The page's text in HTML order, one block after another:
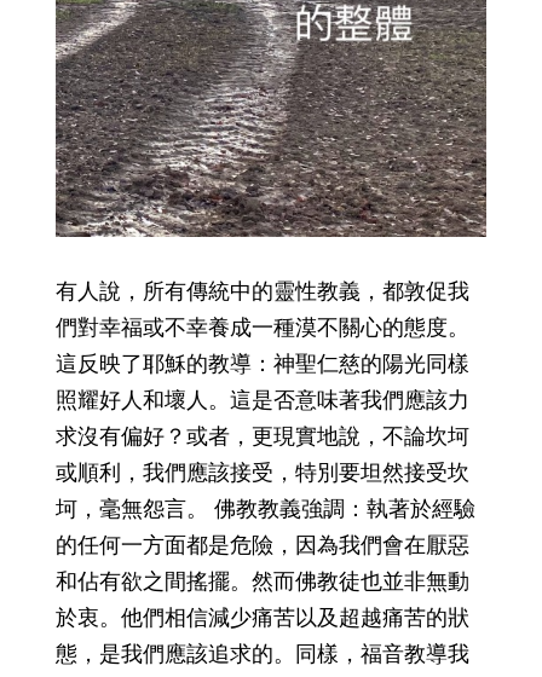
有人說，所有傳統中的靈性教義，都敦促我
們對幸福或不幸養成一種漠不關心的態度。
這反映了耶穌的教導：神聖仁慈的陽光同樣
照耀好人和壞人。這是否意味著我們應該力
求沒有偏好？或者，更現實地說，不論坎坷
或順利，我們應該接受，特別要坦然接受坎
坷，毫無怨言。 佛教教義強調：執著於經驗
的任何一方面都是危險，因為我們會在厭惡
和佔有欲之間搖擺。然而佛教徒也並非無動
於衷。他們相信減少痛苦以及超越痛苦的狀
態，是我們應該追求的。同樣，福音教導我